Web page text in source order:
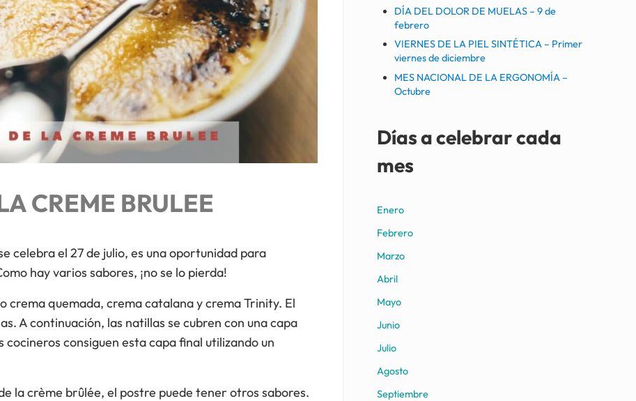
CREME BRULEE
celebra el 27 de julio, es una oportunidad para
hay varios sabores, ¡no se lo pierda!
crema quemada, crema catalana y crema Trinity. El
A continuación, las natillas se cubren con una capa
consiguen esta capa final utilizando un
la crème brûlée, el postre puede tener otros sabores.
DÍA DEL DOLOR DE MUELAS – 9 de
febrero
VIERNES DE LA PIEL SINTÉTICA – Primer
viernes de diciembre
MES NACIONAL DE LA ERGONOMÍA –
Octubre
Días a celebrar cada
mes
Enero
Febrero
Marzo
Abril
Mayo
Junio
Julio
Agosto
Septiembre